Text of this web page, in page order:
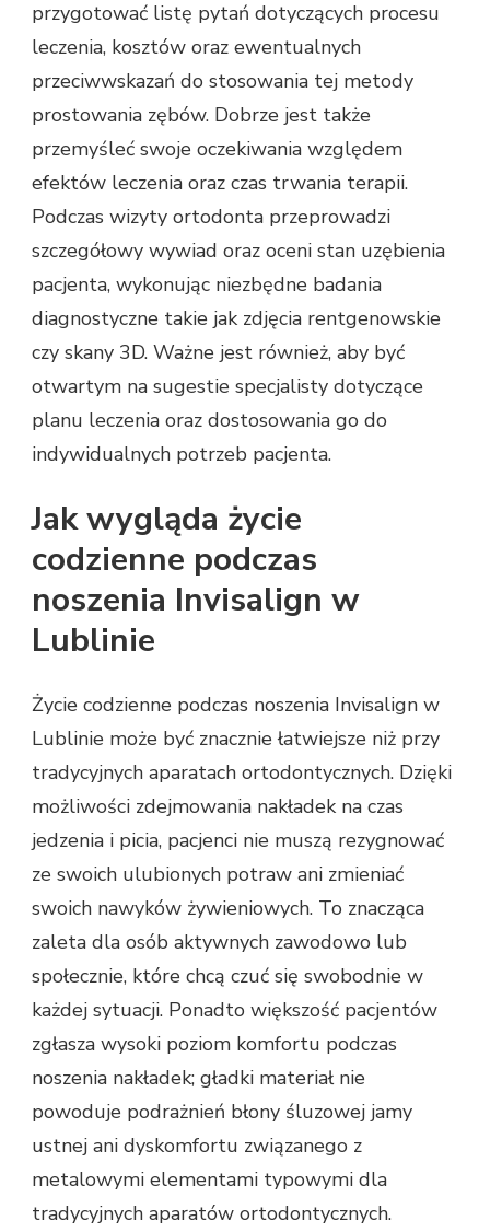
przygotować listę pytań dotyczących procesu
leczenia, kosztów oraz ewentualnych
przeciwwskazań do stosowania tej metody
prostowania zębów. Dobrze jest także
przemyśleć swoje oczekiwania względem
efektów leczenia oraz czas trwania terapii.
Podczas wizyty ortodonta przeprowadzi
szczegółowy wywiad oraz oceni stan uzębienia
pacjenta, wykonując niezbędne badania
diagnostyczne takie jak zdjęcia rentgenowskie
czy skany 3D. Ważne jest również, aby być
otwartym na sugestie specjalisty dotyczące
planu leczenia oraz dostosowania go do
indywidualnych potrzeb pacjenta.
Jak wygląda życie
codzienne podczas
noszenia Invisalign w
Lublinie
Życie codzienne podczas noszenia Invisalign w
Lublinie może być znacznie łatwiejsze niż przy
tradycyjnych aparatach ortodontycznych. Dzięki
możliwości zdejmowania nakładek na czas
jedzenia i picia, pacjenci nie muszą rezygnować
ze swoich ulubionych potraw ani zmieniać
swoich nawyków żywieniowych. To znacząca
zaleta dla osób aktywnych zawodowo lub
społecznie, które chcą czuć się swobodnie w
każdej sytuacji. Ponadto większość pacjentów
zgłasza wysoki poziom komfortu podczas
noszenia nakładek; gładki materiał nie
powoduje podrażnień błony śluzowej jamy
ustnej ani dyskomfortu związanego z
metalowymi elementami typowymi dla
tradycyjnych aparatów ortodontycznych.